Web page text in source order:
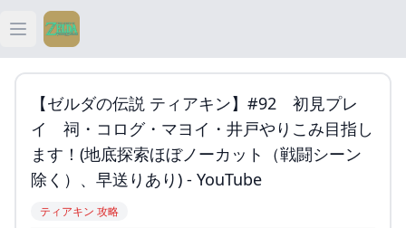
Open main menu
ティアキン
ティアキン 祠
ティアキン 武器
【ゼルダの伝説 ティアキン】#92 初見プレ
イ 祠・コログ・マヨイ・井戸やりこみ目指し
ます！(地底探索ほぼノーカット（戦闘シーン
除く）、早送りあり) - YouTube
ティアキン 攻略